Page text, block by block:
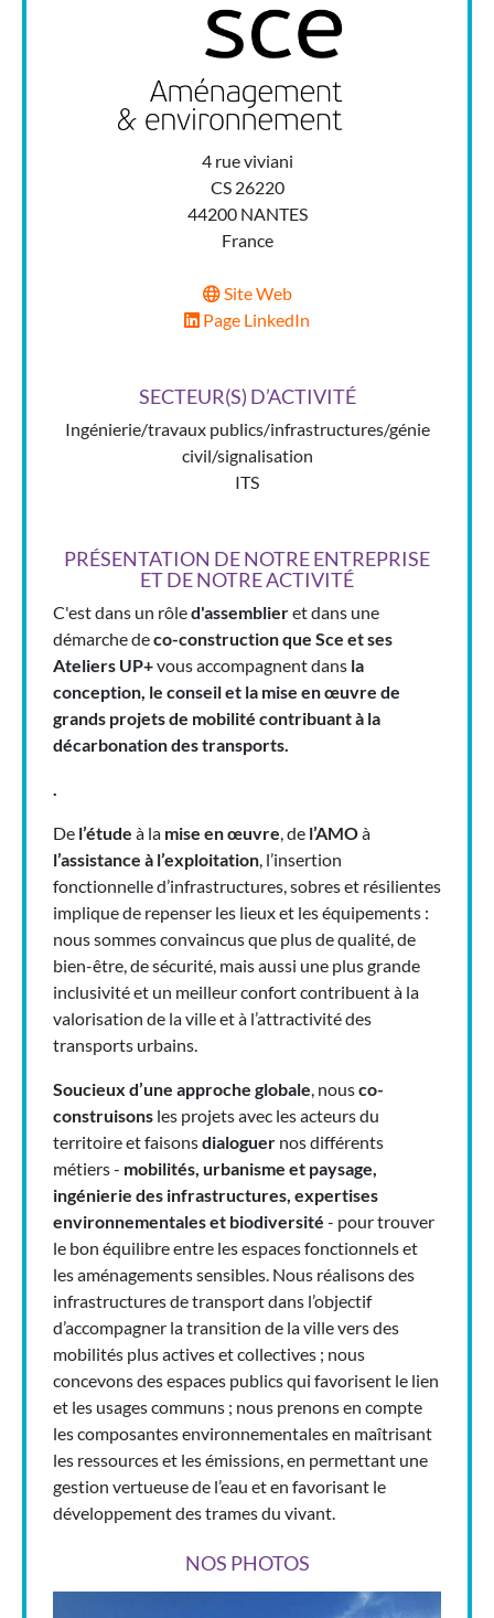
4 rue viviani
CS 26220
44200 NANTES
France
Site Web
Page LinkedIn
SECTEUR(S) D’ACTIVITÉ
Ingénierie/travaux publics/infrastructures/génie
civil/signalisation
ITS
PRÉSENTATION DE NOTRE ENTREPRISE
ET DE NOTRE ACTIVITÉ
C'est dans un rôled'assemblieret dans une
démarche deco-constructionque Sce et ses
Ateliers UP+vous accompagnent dans la
conception, le conseil et la mise en œuvre de
grands projets de mobilité contribuant à la
décarbonation des transports.
.
De l’étude à la mise en œuvre, de l’AMOà
l’assistance à l’exploitation, l’insertion
fonctionnelle d’infrastructures, sobres et résilientes
implique de repenser les lieux et les équipements :
nous sommes convaincus que plus de qualité, de
bien-être, de sécurité, mais aussi une plus grande
inclusivité et un meilleur confort contribuent à la
valorisation de la ville et à l’attractivité des
transports urbains.
Soucieux d’une approche globale, nousco-
construisons les projets avec les acteurs du
territoire et faisonsdialoguer nos différents
métiers - mobilités, urbanisme et paysage,
ingénierie des infrastructures, expertises
environnementales et biodiversité - pour trouver
le bon équilibre entre les espaces fonctionnels et
les aménagements sensibles. Nous réalisons des
infrastructures de transport dans l’objectif
d’accompagner la transition de la ville vers des
mobilités plus actives et collectives ; nous
concevons des espaces publics qui favorisent le lien
et les usages communs ; nous prenons en compte
les composantes environnementales en maîtrisant
les ressources et les émissions, en permettant une
gestion vertueuse de l’eau et en favorisant le
développement des trames du vivant.
NOS PHOTOS